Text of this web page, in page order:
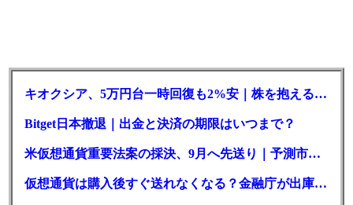
キオクシア、5万円台一時回復も2%安｜株を抱える東芝は純利益30倍
Bitget日本撤退｜出金と決済の期限はいつまで？
米仮想通貨重要法案の採決、9月へ先送り｜予測市場の成立確率は14%に
仮想通貨は購入後すぐ送れなくなる？金融庁が出庫制限を要請